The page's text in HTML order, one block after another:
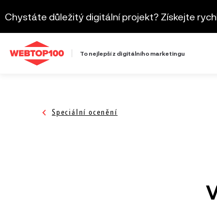
Chystáte důležitý digitální projekt? Získejte
To nejlepší z digitálního marketingu
Speciální ocenění